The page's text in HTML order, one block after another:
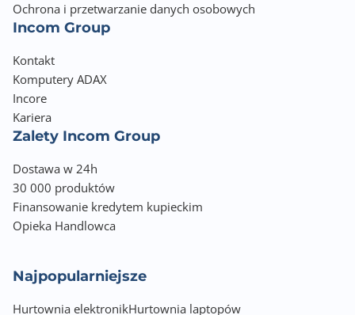
Ochrona i przetwarzanie danych osobowych
Incom Group
Kontakt
Komputery ADAX
Incore
Kariera
Zalety Incom Group
Dostawa w 24h
30 000 produktów
Finansowanie kredytem kupieckim
Opieka Handlowca
Najpopularniejsze
Hurtownia elektronikHurtownia laptopów